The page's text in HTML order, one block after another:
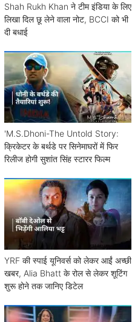
Shah Rukh Khan ने टीम इंडिया के लिए
लिखा दिल छू लेने वाला नोट, BCCI को भी
दी बधाई
'M.S.Dhoni-The Untold Story:
क्रिकेटर के बर्थडे पर सिनेमाघरों में फिर
रिलीज होगी सुशांत सिंह स्टारर फिल्म
YRF की स्पाई यूनिवर्स को लेकर आईं अच्छी
खबर, Alia Bhatt के रोल से लेकर शूटिंग
शुरू होने तक जानिए डिटेल